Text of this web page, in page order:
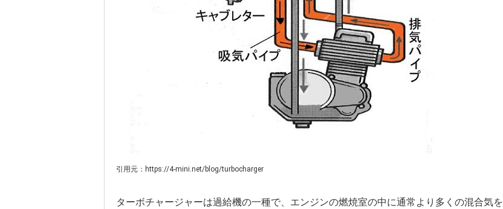
引用元：https://4-mini.net/blog/turbocharger
ターボチャージャーは過給機の一種で、エンジンの燃焼室の中に通常より多くの混合気を